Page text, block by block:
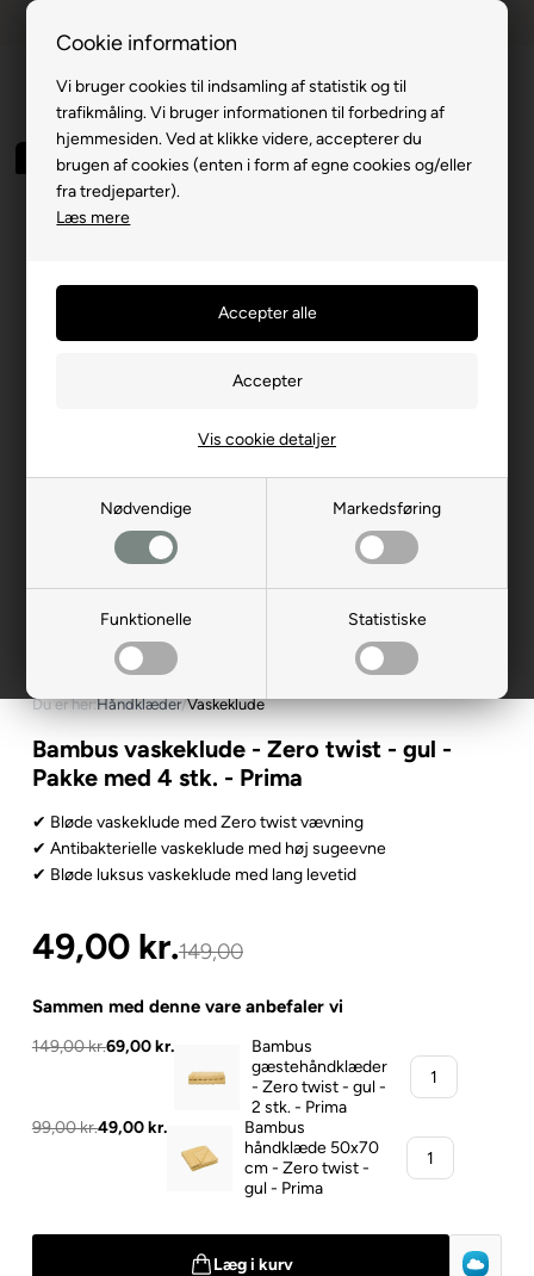
Cookie information
Vi bruger cookies til indsamling af statistik og til
trafikmåling. Vi bruger informationen til forbedring af
hjemmesiden. Ved at klikke videre, accepterer du
brugen af cookies (enten i form af egne cookies og/eller
fra tredjeparter).
Læs mere
Nødvendige Markedsføring
Funktionelle Statistiske
Vis cookie detaljer
Spar 67%
Du er her:Håndklæder/Vaskeklude
Bambus vaskeklude - Zero twist - gul -
Pakke med 4 stk. - Prima
✔ Bløde vaskeklude med Zero twist vævning
✔ Antibakterielle vaskeklude med høj sugeevne
✔ Bløde luksus vaskeklude med lang levetid
49,00 kr.149,00
Sammen med denne vare anbefaler vi
Bambus
gæstehåndklæder
- Zero twist - gul -
2 stk. - Prima
69,00 kr.
149,00 kr.
Bambus
håndklæde 50x70
cm - Zero twist -
gul - Prima
49,00 kr.
99,00 kr.
Læg i kurv